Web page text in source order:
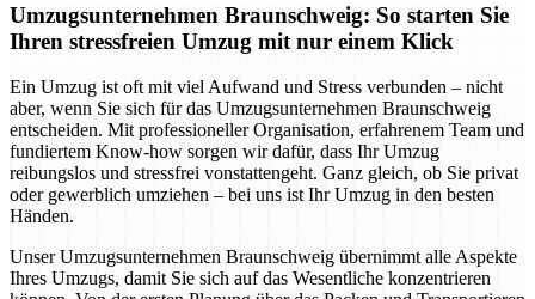
Umzugsunternehmen Braunschweig: So starten Sie
Ihren stressfreien Umzug mit nur einem Klick
Ein Umzug ist oft mit viel Aufwand und Stress verbunden – nicht
aber, wenn Sie sich für das Umzugsunternehmen Braunschweig
entscheiden. Mit professioneller Organisation, erfahrenem Team und
fundiertem Know-how sorgen wir dafür, dass Ihr Umzug
reibungslos und stressfrei vonstattengeht. Ganz gleich, ob Sie privat
oder gewerblich umziehen – bei uns ist Ihr Umzug in den besten
Händen.
Unser Umzugsunternehmen Braunschweig übernimmt alle Aspekte
Ihres Umzugs, damit Sie sich auf das Wesentliche konzentrieren